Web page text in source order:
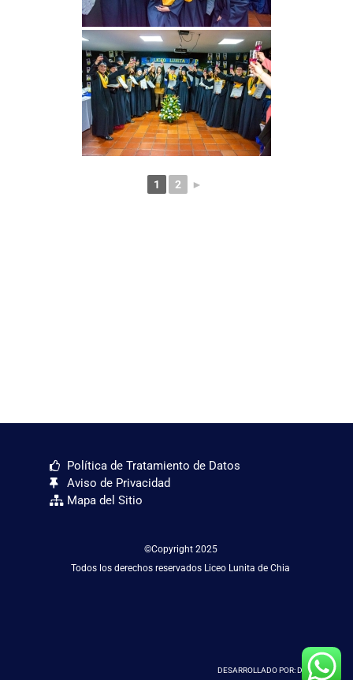
1 2 ►
Política de Tratamiento de Datos
Aviso de Privacidad
Mapa del Sitio
©Copyright 2025
Todos los derechos reservados Liceo Lunita de Chia
DESARROLLADO POR: D&D SAS